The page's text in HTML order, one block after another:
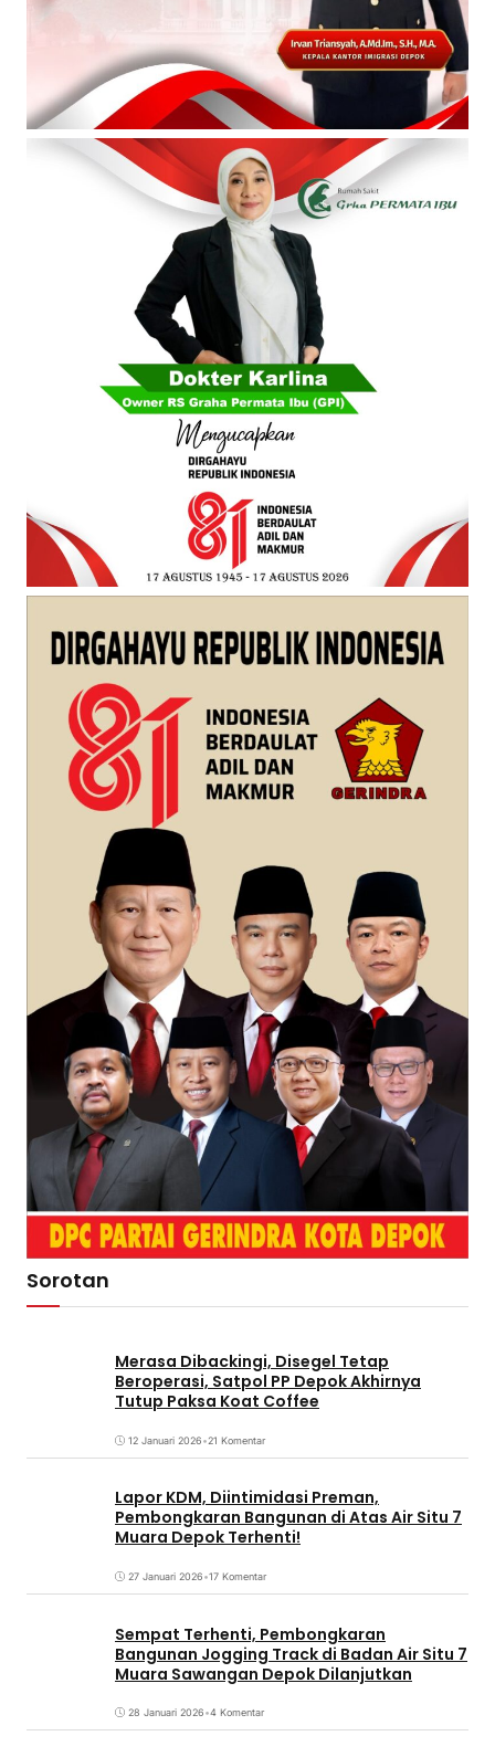
Sorotan
Merasa Dibackingi, Disegel Tetap
Beroperasi, Satpol PP Depok Akhirnya
Tutup Paksa Koat Coffee
12 Januari 2026•21 Komentar
Lapor KDM, Diintimidasi Preman,
Pembongkaran Bangunan di Atas Air Situ 7
Muara Depok Terhenti!
27 Januari 2026•17 Komentar
Sempat Terhenti, Pembongkaran
Bangunan Jogging Track di Badan Air Situ 7
Muara Sawangan Depok Dilanjutkan
28 Januari 2026•4 Komentar